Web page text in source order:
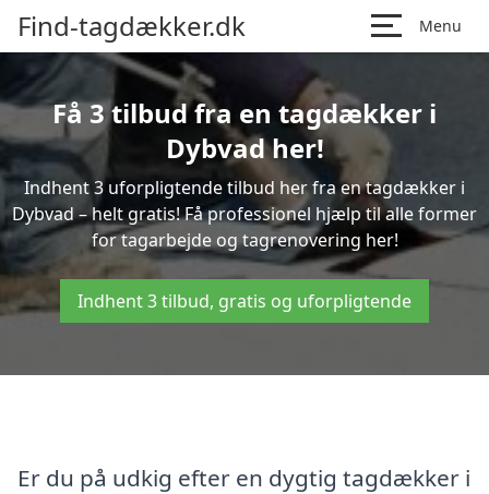
Find-tagdækker.dk Menu
Få 3 tilbud fra en tagdækker i
Dybvad her!
Indhent 3 uforpligtende tilbud her fra en tagdækker i
Dybvad – helt gratis! Få professionel hjælp til alle former
for tagarbejde og tagrenovering her!
Indhent 3 tilbud, gratis og uforpligtende
Er du på udkig efter en dygtig tagdækker i